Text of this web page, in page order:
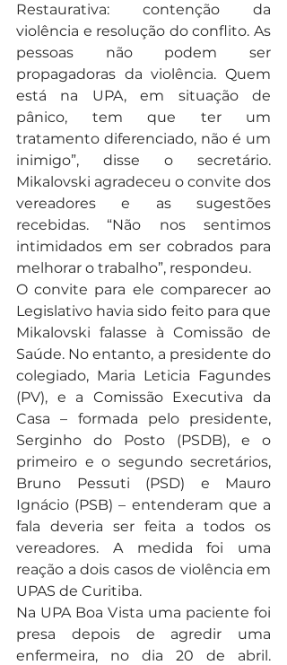
Restaurativa: contenção da
violência e resolução do conflito. As
pessoas não podem ser
propagadoras da violência. Quem
está na UPA, em situação de
pânico, tem que ter um
tratamento diferenciado, não é um
inimigo”, disse o secretário.
Mikalovski agradeceu o convite dos
vereadores e as sugestões
recebidas. “Não nos sentimos
intimidados em ser cobrados para
melhorar o trabalho”, respondeu.
O convite para ele comparecer ao
Legislativo havia sido feito para que
Mikalovski falasse à Comissão de
Saúde. No entanto, a presidente do
colegiado, Maria Leticia Fagundes
(PV), e a Comissão Executiva da
Casa – formada pelo presidente,
Serginho do Posto (PSDB), e o
primeiro e o segundo secretários,
Bruno Pessuti (PSD) e Mauro
Ignácio (PSB) – entenderam que a
fala deveria ser feita a todos os
vereadores. A medida foi uma
reação a dois casos de violência em
UPAS de Curitiba.
Na UPA Boa Vista uma paciente foi
presa depois de agredir uma
enfermeira, no dia 20 de abril.